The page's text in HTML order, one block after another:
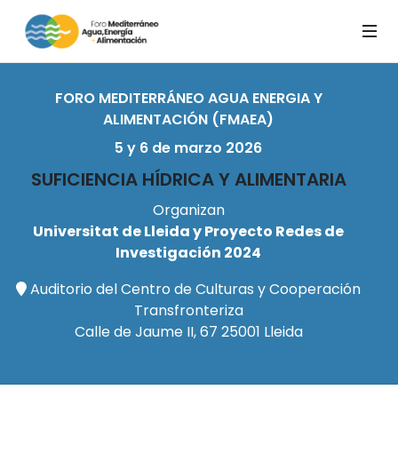
FORO MEDITERRÁNEO AGUA ENERGIA Y
ALIMENTACIÓN (FMAEA)
5 y 6 de marzo 2026
SUFICIENCIA HÍDRICA Y ALIMENTARIA
Organizan
Universitat de Lleida y Proyecto Redes de
Investigación 2024
Auditorio del Centro de Culturas y Cooperación
Transfronteriza
Calle de Jaume II, 67 25001 Lleida